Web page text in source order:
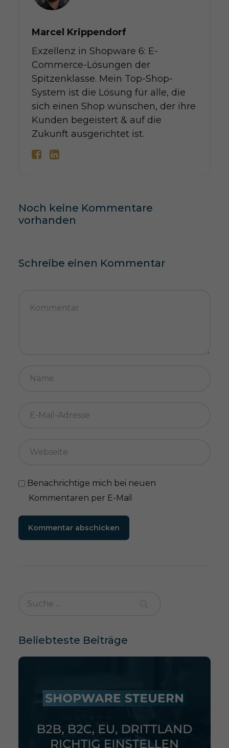
Marcel Krippendorf
Exzellenz in Shopware 6: E-
Commerce-Lösungen der
Spitzenklasse. Mein Top-Shop-
System ist die Lösung für alle, die
sich einen Shop wünschen, der ihre
Kunden begeistert & auf die
Zukunft ausgerichtet ist.
Noch keine Kommentare
vorhanden
Schreibe einen Kommentar
Benachrichtige mich bei neuen
Kommentaren per E-Mail
Kommentar abschicken
Beliebteste Beiträge